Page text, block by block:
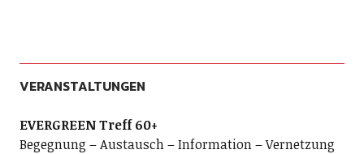
VERANSTALTUNGEN
EVERGREEN Treff 60+
Begegnung – Austausch – Information – Vernetzung